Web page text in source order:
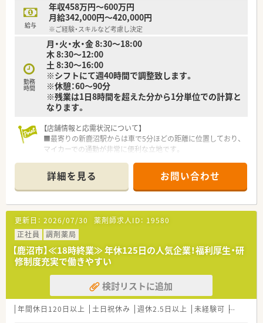
給与
年収458万円～600万円
月給342,000円～420,000円
※ご経験・スキルなど考慮し決定
勤務
時間
月・火・水・金 8:30～18:00
木 8:30～12:00
土 8:30～16:00
※シフトにて週40時間で調整致します。
※休憩：60～90分
※残業は1日8時間を超えた分から1分単位での計算と
なります。
【店舗情報と応需状況について】
■最寄りの新鹿沼駅からは車で5分ほどの距離に位置しており、
マイカーでの通勤が非常に便利な立地です。
り、1日あたり約60枚を対応しています。
■薬剤師は常勤2名とパート複数名が在籍しており、人員体制が
整っているため無理なく業務を行えます。
【募集背景と求める人物像について】
■組織体制のさらなる強化を目的として定期採用を行っており、
長期的に活躍いただける方を歓迎しています。
■非常に活気あふれる職場環境であるため、スタッフ間のチーム
ワークを大切にできる方が求められています。
■小児科メインの対応となるため、お子様や保護者の方へ優しく
丁寧な接遇ができる方に最適な職場です。
【法人特徴について】
■北関東エリアを中心に30店舗以上の薬局を展開しており、地
詳細を見る お問い合わせ
更新日： 2026/07/30 薬剤師求人ID： 19580
正社員
調剤薬局
【鹿沼市】≪18時終業≫ 年休125日の人気企業！福利厚生・研
修制度充実で働きやすい
検討リストに追加
年間休日120日以上 土日祝休み 週休2.5日以上 未経験可 残業な